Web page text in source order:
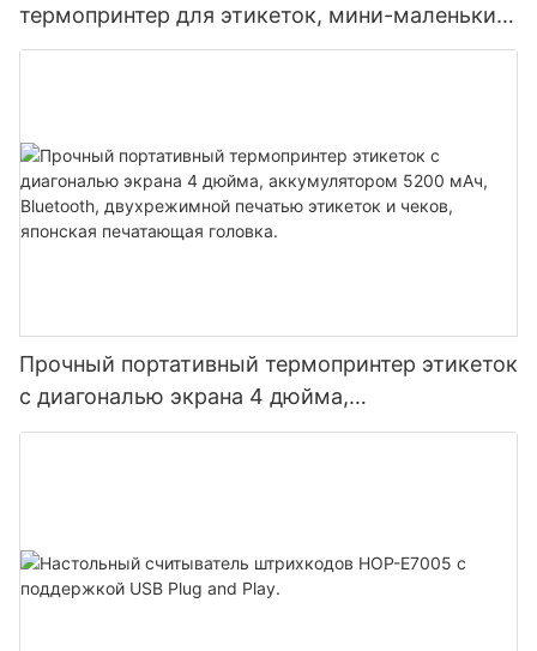
термопринтер для этикеток, мини-маленький
портативный термопринтер
Прочный портативный термопринтер этикеток
с диагональю экрана 4 дюйма,
аккумулятором 5200 мАч, Bluetooth,